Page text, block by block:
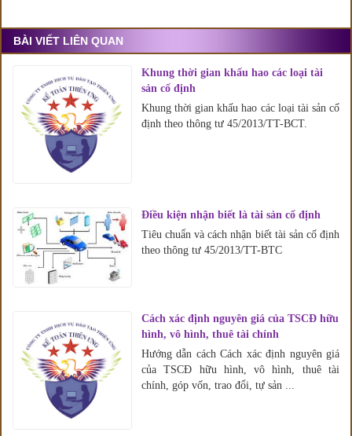
BÀI VIẾT LIÊN QUAN
Khung thời gian khấu hao các loại tài
sản cố định
Khung thời gian khấu hao các loại tài sản cố
định theo thông tư 45/2013/TT-BCT.
Điều kiện nhận biết là tài sản cố định
Tiêu chuẩn và cách nhận biết tài sản cố định
theo thông tư 45/2013/TT-BTC
Cách xác định nguyên giá của TSCĐ hữu
hình, vô hình, thuê tài chính
Hướng dẫn cách Cách xác định nguyên giá
của TSCĐ hữu hình, vô hình, thuê tài
chính, góp vốn, trao đổi, tự sản ...